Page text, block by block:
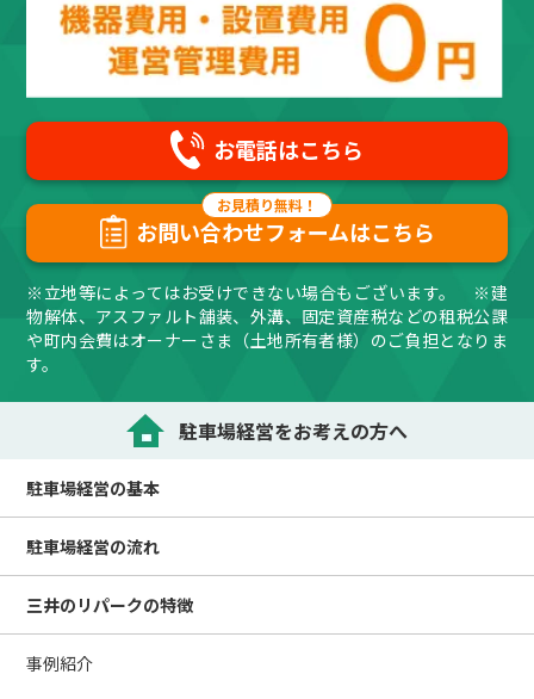
お電話はこちら
お問い合わせフォームはこちら
※立地等によってはお受けできない場合もございます。 ※建
物解体、アスファルト舗装、外溝、固定資産税などの租税公課
や町内会費はオーナーさま（土地所有者様）のご負担となりま
す。
駐車場経営をお考えの方へ
駐車場経営の基本
駐車場経営の流れ
三井のリパークの特徴
事例紹介